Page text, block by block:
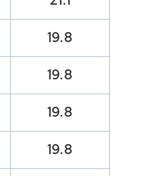
19.8
19.8
19.8
19.8